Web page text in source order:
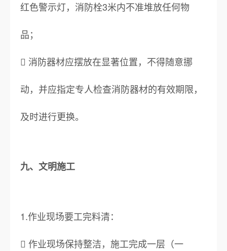
红色警示灯，消防栓3米内不准堆放任何物
品；
 消防器材应摆放在显著位置，不得随意挪
动，并应指定专人检查消防器材的有效期限，
及时进行更换。
九、文明施工
1.作业现场要工完料清：
 作业现场保持整洁，施工完成一层（一